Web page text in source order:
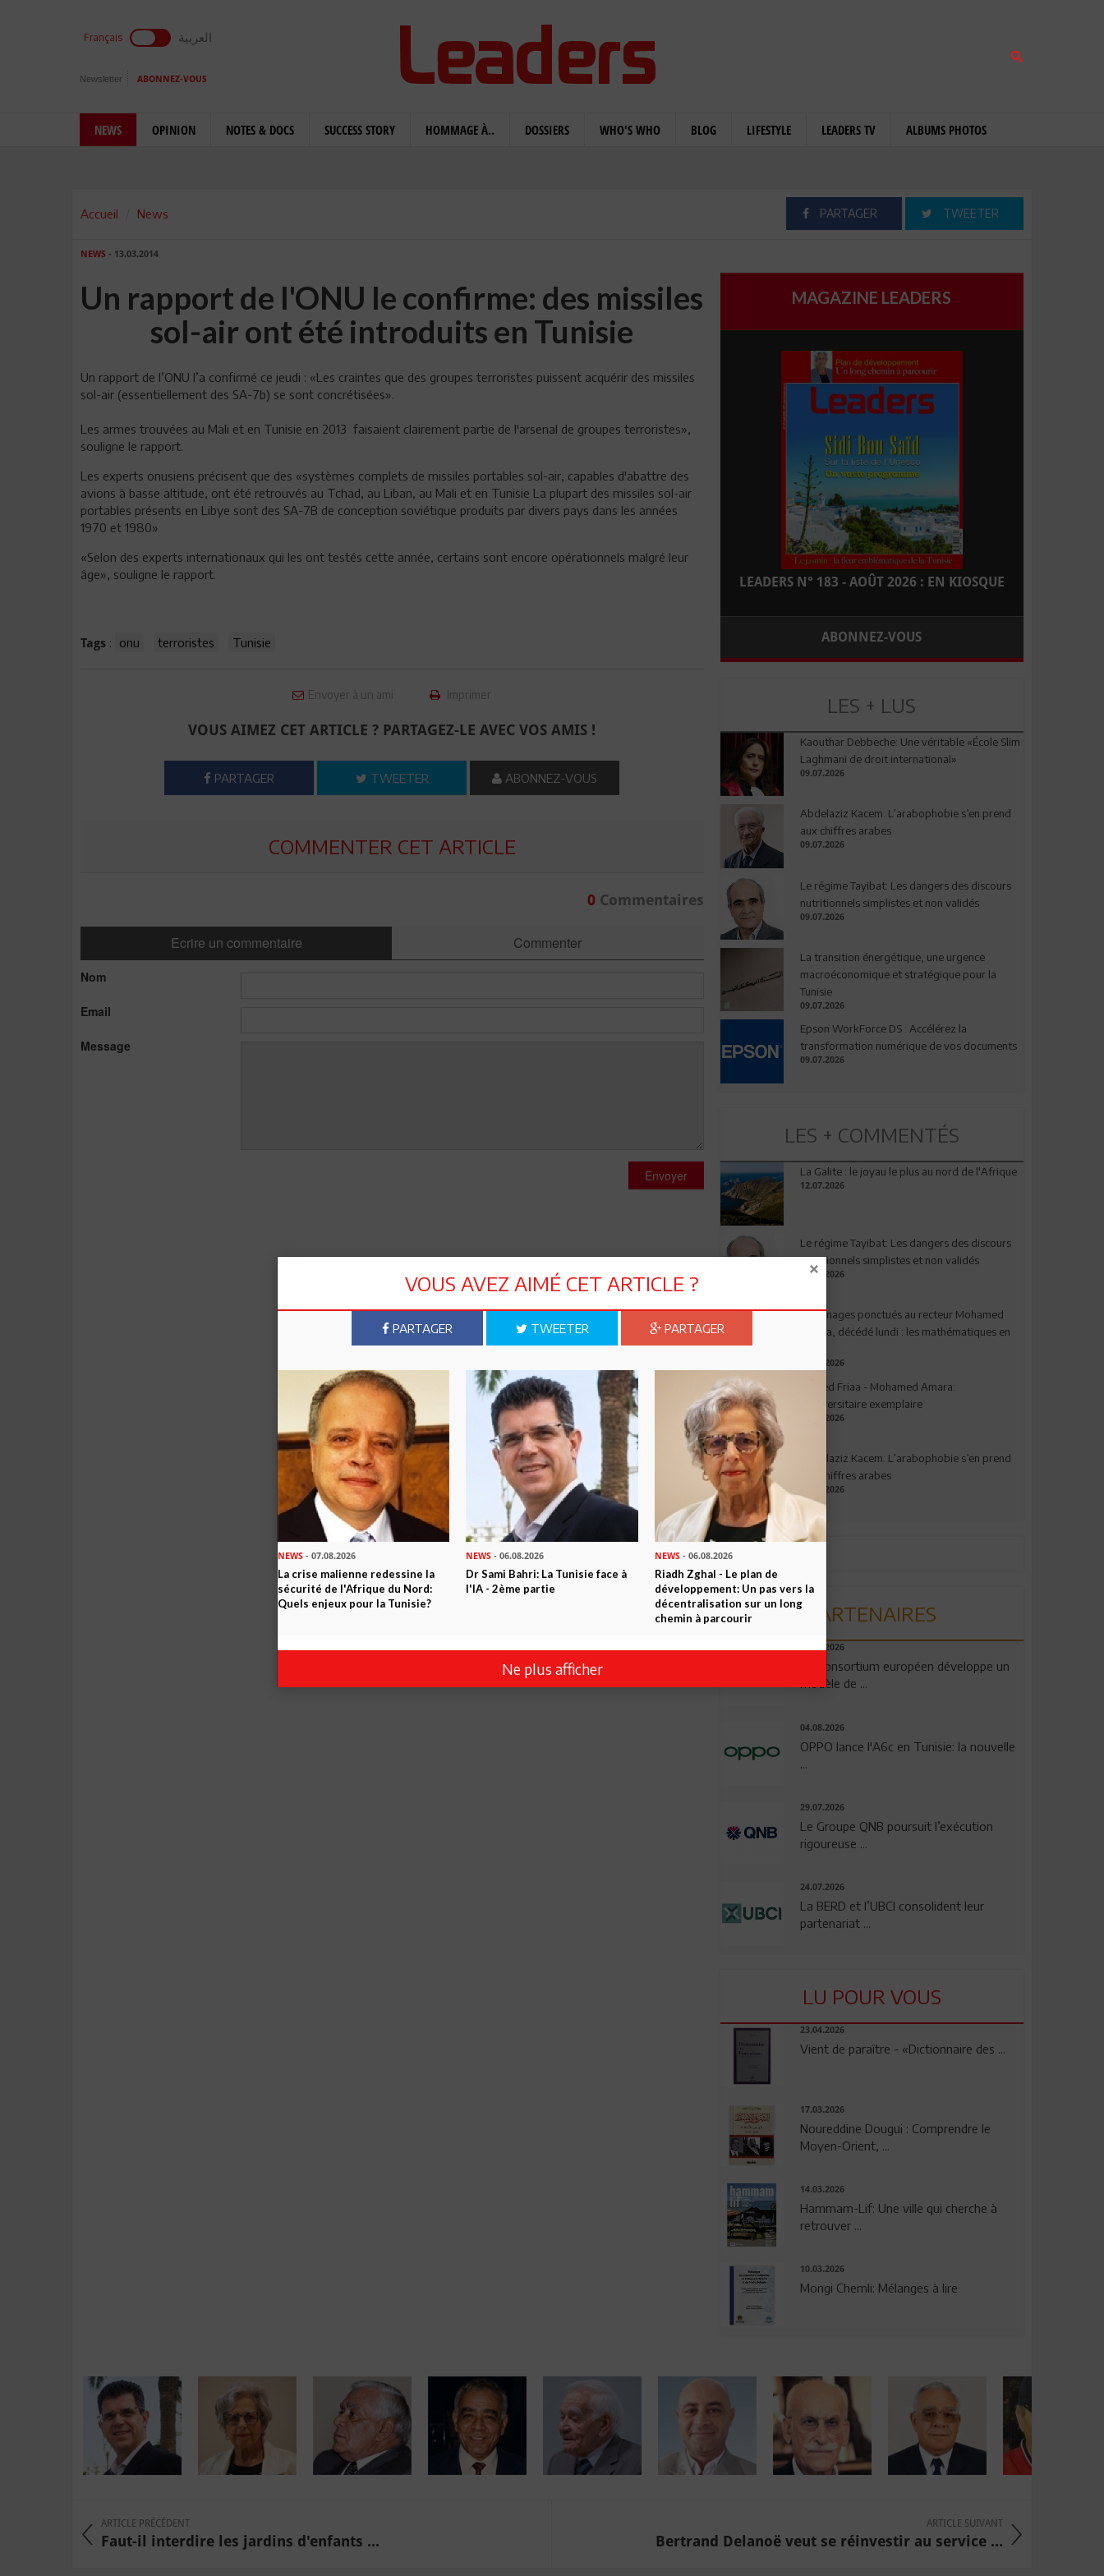
Français العربية
Newsletter ABONNEZ-VOUS
NEWS OPINION NOTES & DOCS SUCCESS STORY HOMMAGE À.. DOSSIERS WHO'S WHO BLOG LIFESTYLE LEADERS TV ALBUMS PHOTOS
Accueil News PARTAGER TWEETER
NEWS - 13.03.2014
Un rapport de l'ONU le confirme: des missiles
sol-air ont été introduits en Tunisie
Un rapport de l’ONU l’a confirmé ce jeudi : «Les craintes que des groupes terroristes puissent acquérir des missiles
sol-air (essentiellement des SA-7b) se sont concrétisées».
Les armes trouvées au Mali et en Tunisie en 2013 faisaient clairement partie de l'arsenal de groupes terroristes»,
souligne le rapport.
Les experts onusiens précisent que des «systèmes complets de missiles portables sol-air, capables d'abattre des
avions à basse altitude, ont été retrouvés au Tchad, au Liban, au Mali et en Tunisie La plupart des missiles sol-air
portables présents en Libye sont des SA-7B de conception soviétique produits par divers pays dans les années
1970 et 1980»
«Selon des experts internationaux qui les ont testés cette année, certains sont encore opérationnels malgré leur
âge», souligne le rapport.
Tags : onu terroristes Tunisie
Envoyer à un ami Imprimer
VOUS AIMEZ CET ARTICLE ? PARTAGEZ-LE AVEC VOS AMIS !
PARTAGER TWEETER ABONNEZ-VOUS
COMMENTER CET ARTICLE
0Commentaires
Ecrire un commentaire Commenter
Nom
Email
Message
Envoyer
MAGAZINE LEADERS
LEADERS N° 183 - AOÛT 2026 : EN KIOSQUE
ABONNEZ-VOUS
LES + LUS
Kaouthar Debbeche: Une véritable «École Slim
Laghmani de droit international»
09.07.2026
Abdelaziz Kacem: L’arabophobie s’en prend
aux chiffres arabes
09.07.2026
Le régime Tayibat: Les dangers des discours
nutritionnels simplistes et non validés
09.07.2026
La transition énergétique, une urgence
macroéconomique et stratégique pour la
Tunisie
09.07.2026
Epson WorkForce DS : Accélérez la
transformation numérique de vos documents
09.07.2026
LES + COMMENTÉS
La Galite : le joyau le plus au nord de l'Afrique
12.07.2026
Le régime Tayibat: Les dangers des discours
nutritionnels simplistes et non validés
09.07.2026
Hommages ponctués au recteur Mohamed
Amara, décédé lundi : les mathématiques en
03.08.2026
Ahmed Friaa - Mohamed Amara:
l’Universitaire exemplaire
04.08.2026
Abdelaziz Kacem: L’arabophobie s’en prend
aux chiffres arabes
09.07.2026
PARTENAIRES
06.08.2026
Un consortium européen développe un
modèle de ...
04.08.2026
OPPO lance l'A6c en Tunisie: la nouvelle
29.07.2026
Le Groupe QNB poursuit l’exécution
rigoureuse ...
24.07.2026
La BERD et l’UBCI consolident leur
partenariat ...
LU POUR VOUS
23.04.2026
Vient de paraître - «Dictionnaire des ...
17.03.2026
Noureddine Dougui : Comprendre le
Moyen-Orient, ...
14.03.2026
Hammam-Lif: Une ville qui cherche à
retrouver ...
10.03.2026
Mongi Chemli: Mélanges à lire
ARTICLE PRÉCÉDENT
Faut-il interdire les jardins d'enfants ...
ARTICLE SUIVANT
Bertrand Delanoë veut se réinvestir au service ...
VOUS AVEZ AIMÉ CET ARTICLE ?
PARTAGER TWEETER PARTAGER
NEWS - 07.08.2026
La crise malienne redessine la
sécurité de l'Afrique du Nord:
Quels enjeux pour la Tunisie?
NEWS - 06.08.2026
Dr Sami Bahri: La Tunisie face à
l'IA - 2ème partie
NEWS- 06.08.2026
Riadh Zghal - Le plan de
développement: Un pas vers la
décentralisation sur un long
chemin à parcourir
Ne plus afficher